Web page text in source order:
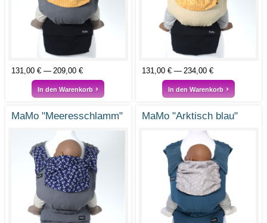
131,00 € 209,00 €
In den Warenkorb
131,00 € 234,00 €
In den Warenkorb
MaMo "Meeresschlamm" MaMo "Arktisch blau"